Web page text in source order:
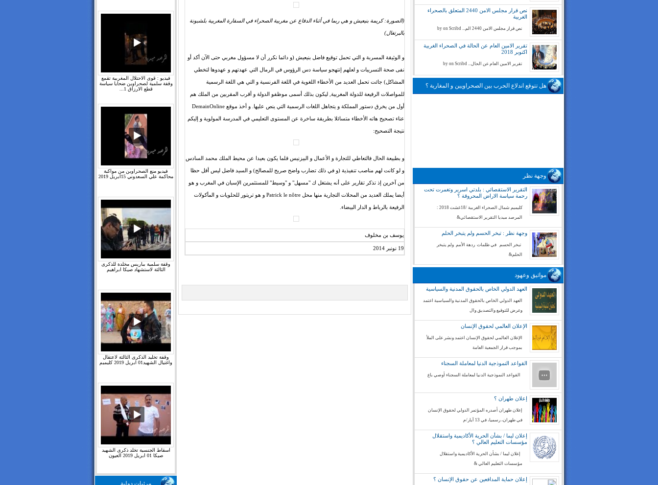
نص قرار مجلس الامن 2440 المتعلق بالصحراء
الغربية
نص قرار مجلس الامن 2440 الم... by on Scribd
تقرير الامين العام عن الحالة في الصحراء الغربية
اكتوبر 2018
تقرير الامين العام عن الحال... by on Scribd
هل تتوقع اندلاع الحرب بين الصحراويين و المغاربة ؟
وجهة نظر
التقرير الاستقصائي : بلدتي اسرير وتغمرت تحت
رحمة سياسة الاراض المحروقة ؟
كليميم شمال الصحراء الغربية /18غشت 2018 :
المرصد ميديا التقرير الاستقصائي&
وجهة نظر : تبخر الحسم ولم يتبخر الحلم
تبخر الحسم في ظلمات ردهة الأمم ولم يتبخر
الحلم&
مواثيق وعهود
العهد الدولي الخاص بالحقوق المدنية والسياسية
العهد الدولي الخاص بالحقوق المدنية والسياسية اعتمد
وعرض للتوقيع والتصديق وال
الإعلان العالمي لحقوق الإنسان
الإعلان العالمي لحقوق الإنسان اعتمد ونشر على الملأ
بموجب قرار الجمعية العامة
القواعد النموذجية الدنيا لمعاملة السجناء
القواعد النموذجية الدنيا لمعاملة السجناء أوصي باع
إعلان طهران ؟
إعلان طهران أصدره المؤتمر الدولي لحقوق الإنسان
في طهران، رسميا، في 13 آيار/م
إعلان ليما / بشأن الحرية الأكاديمية واستقلال
مؤسسات التعليم العالي ؟
إعلان ليما / بشأن الحرية الأكاديمية واستقلال
مؤسسات التعليم العالي &
إعلان حماية المدافعين عن حقوق الإنسان ؟
فيديو : قوى الاحتلال المغربية تقمع
وقفة سلمية لصحراوين ضحايا سياسة
قطع الارزاق 1...
فيديو منع الصحراوين من مواكبة
محاكمة علي السعدوني 15ابريل 2019
وقفة سلمية بباريس مخلدة للذكرى
الثالثة لاستشهاد صيكا ابراهيم
وقفة تخليد الذكرى الثالثة لاعتقال
واغتيال الشهيد01 ابريل 2019 كليميم
اسقاط الجنسية تخلد ذكرى الشهيد
صيكا 01 ابريل 2019 العيون
مرئيات دولية
(الصورة: كريمة بنيعيش و هي ربما في أثناء الدفاع عن مغربية الصحراء في السفارة المغربية بلشبونة
بالبرتغال)
و الوثيقة المسربة و التي تحمل توقيع فاضل بنيعيش (و دائما نكرر أن لا مسؤول مغربي حتى الآن أكد أو
نفى صحة التسريبات و لعلهم إنتهجو سياسة دس الرؤوس في الرمال التي عهدتهم و عهدوها لتخطي
المشاكل) جائت تحمل العديد من الأخطاء اللغوية في اللغة الفرنسية و التي هي اللغة الرسمية
للمواصلات الرفيعة للدولة المغربية, ليكون بذلك أسمى موظفو الدولة و أقرب المقربين من الملك هم
أول من يخرق دستور المملكة و يتجاهل اللغات الرسمية التي ينص عليها. و أخذ موقع DemainOnline
عناء تصحيح هاته الأخطاء متسائلا بطريقة ساخرة عن المستوى التعليمي في المدرسة المولوية و إليكم
نتيجة التصحيح:
و بطبيعة الحال فالتعاطي للتجارة و الأعمال و البيزنيس قلما يكون بعيدا عن محيط الملك محمد السادس
و لو كانت لهم مناصب تنفيذية (و في ذلك تضارب واضح صريح للمصالح) و السيد فاضل ليس أقل حظا
من آخرين إذ تذكر تقارير على أنه يشتغل ك "مسهل" و "وسيط" للمستثمرين الإسبان في المغرب و هو
أيضا يملك العديد من المحلات التجارية منها محل Patrick le nôtre و هو تريتور للحلويات و المأكولات
الرفيعة بالرباط و الدار البيضاء.
يوسف بن مخلوف
19 نونبر 2014